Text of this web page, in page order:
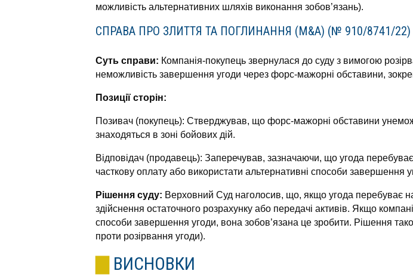
можливість альтернативних шляхів виконання зобов’язань).
СПРАВА ПРО ЗЛИТТЯ ТА ПОГЛИНАННЯ (M&A) (№ 910/8741/22)
Суть справи: Компанія-покупець звернулася до суду з вимогою
неможливість завершення угоди через форс-мажорні обставини,
Позиції сторін:
Позивач (покупець): Стверджував, що форс-мажорні обставини
знаходяться в зоні бойових дій.
Відповідач (продавець): Заперечував, зазначаючи, що угода
часткову оплату або використати альтернативні способи завершення
Рішення суду: Верховний Суд наголосив, що, якщо угода перебуває
здійснення остаточного розрахунку або передачі активів. Якщо
способи завершення угоди, вона зобов’язана це зробити. Рішення
проти розірвання угоди).
ВИСНОВКИ